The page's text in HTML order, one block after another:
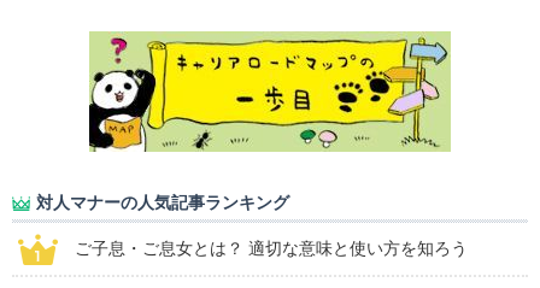
対人マナーの人気記事ランキング
ご子息・ご息女とは？ 適切な意味と使い方を知ろう